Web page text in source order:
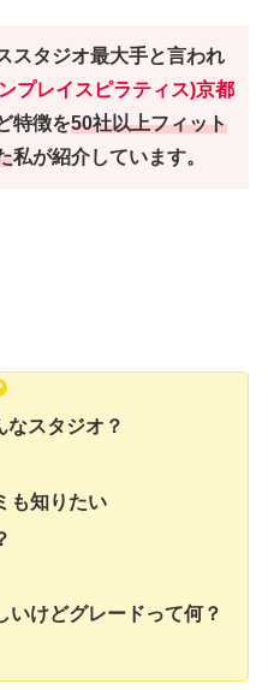
スタジオ最大手と言われ
プレイスピラティス)京都
特徴を50社以上フィット
私が紹介しています。
スタジオ？
も知りたい
いけどグレードって何？